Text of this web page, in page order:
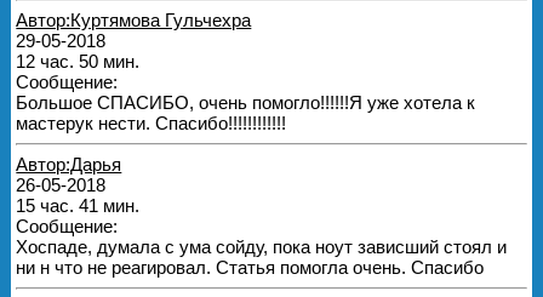
Автор:Куртямова Гульчехра
29-05-2018
12 час. 50 мин.
Сообщение:
Большое СПАСИБО, очень помогло!!!!!!Я уже хотела к
мастерук нести. Спасибо!!!!!!!!!!!!
Автор:Дарья
26-05-2018
15 час. 41 мин.
Сообщение:
Хоспаде, думала с ума сойду, пока ноут зависший стоял и
ни н что не реагировал. Статья помогла очень. Спасибо